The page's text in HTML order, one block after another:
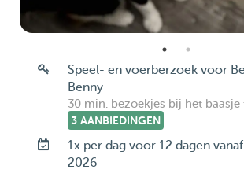
Speel- en voerberzoek voor
Benny
30 min. bezoekjes bij het baasje
3 AANBIEDINGEN
1x per dag voor 12 dagen
2026